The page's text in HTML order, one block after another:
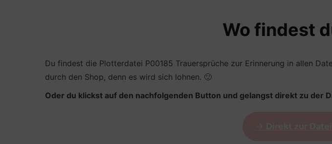
Wo findest
Du findest die Plotterdatei P00185 Trauersprüche zur Erinnerung in allen
durch den Shop, denn es wird sich lohnen. 🙂
Oder du klickst auf den nachfolgenden Button und gelangst direkt zu der